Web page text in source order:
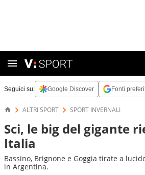
Seguici su: Google Discover Fonti
ALTRI SPORT SPORT INVERNALI
Sci, le big del gigante
Italia
Bassino, Brignone e Goggia tirate a
in Argentina.